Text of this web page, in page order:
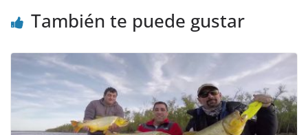
También te puede gustar